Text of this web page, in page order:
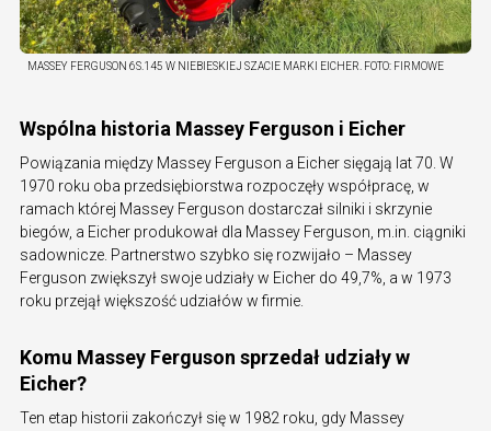
MASSEY FERGUSON 6S.145 W NIEBIESKIEJ SZACIE MARKI EICHER. FOTO: FIRMOWE
Wspólna historia Massey Ferguson i Eicher
Powiązania między Massey Ferguson a Eicher sięgają lat 70. W
1970 roku oba przedsiębiorstwa rozpoczęły współpracę, w
ramach której Massey Ferguson dostarczał silniki i skrzynie
biegów, a Eicher produkował dla Massey Ferguson, m.in. ciągniki
sadownicze. Partnerstwo szybko się rozwijało – Massey
Ferguson zwiększył swoje udziały w Eicher do 49,7%, a w 1973
roku przejął większość udziałów w firmie.
Komu Massey Ferguson sprzedał udziały w
Eicher?
Ten etap historii zakończył się w 1982 roku, gdy Massey